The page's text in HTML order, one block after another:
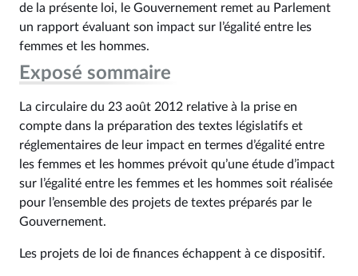
de la présente loi, le Gouvernement remet au Parlement
un rapport évaluant son impact sur l’égalité entre les
femmes et les hommes.
Exposé sommaire
La circulaire du 23 août 2012 relative à la prise en
compte dans la préparation des textes législatifs et
réglementaires de leur impact en termes d’égalité entre
les femmes et les hommes prévoit qu’une étude d’impact
sur l’égalité entre les femmes et les hommes soit réalisée
pour l’ensemble des projets de textes préparés par le
Gouvernement.
Les projets de loi de finances échappent à ce dispositif.